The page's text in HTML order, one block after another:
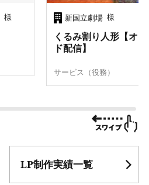
様 新国立劇場 様
くるみ割り人形【オ
ド配信】
サービス（役務）
LP制作実績一覧